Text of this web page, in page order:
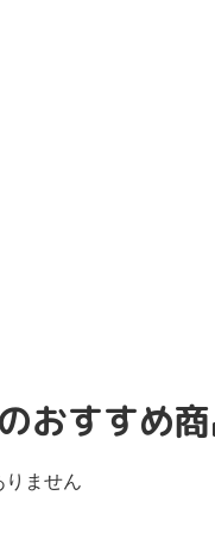
おすすめ
りません